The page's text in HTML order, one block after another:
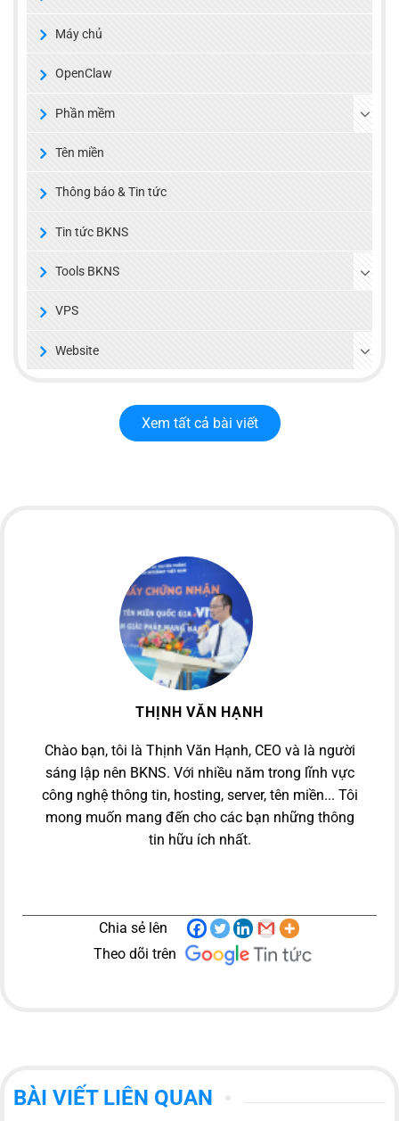
Máy chủ
OpenClaw
Phần mềm
Tên miền
Thông báo & Tin tức
Tin tức BKNS
Tools BKNS
VPS
Website
Xem tất cả bài viết
THỊNH VĂN HẠNH
Chào bạn, tôi là Thịnh Văn Hạnh, CEO và là người
sáng lập nên BKNS. Với nhiều năm trong lĩnh vực
công nghệ thông tin, hosting, server, tên miền... Tôi
mong muốn mang đến cho các bạn những thông
tin hữu ích nhất.
Chia sẻ lên
Theo dõi trên
BÀI VIẾT LIÊN QUAN